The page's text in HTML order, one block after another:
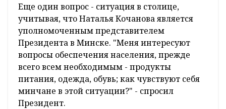
Еще один вопрос - ситуация в столице,
учитывая, что Наталья Кочанова является
уполномоченным представителем
Президента в Минске. "Меня интересуют
вопросы обеспечения населения, прежде
всего всем необходимым - продукты
питания, одежда, обувь; как чувствуют себя
минчане в этой ситуации?" - спросил
Президент.